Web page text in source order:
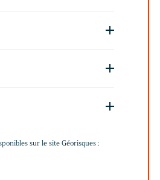
sur le site Géorisques :